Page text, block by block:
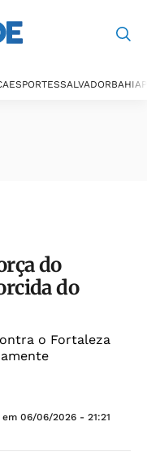
ESPORTESSALVADORBAHIA
do
do
o Fortaleza
em 06/06/2026 - 21:21